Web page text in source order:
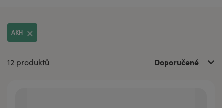
AKH
12 produktů Doporučené